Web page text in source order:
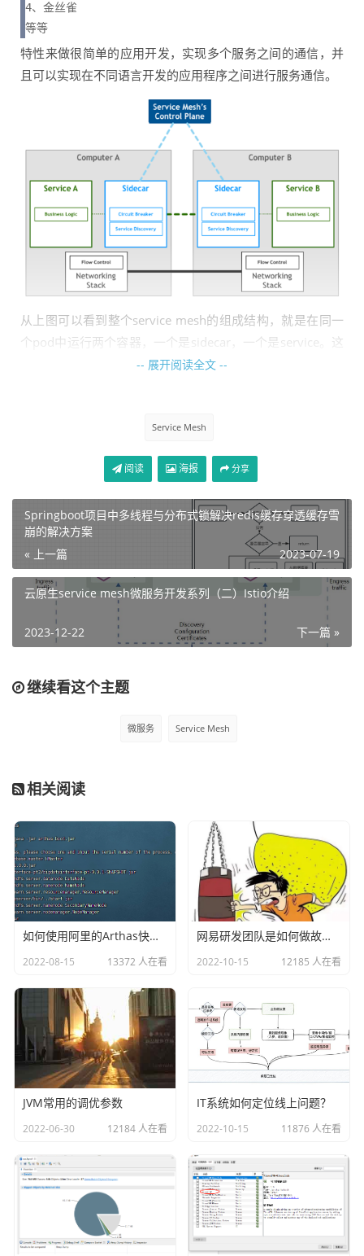
4、金丝雀
等等
特性来做很简单的应用开发，实现多个服务之间的通信，并
且可以实现在不同语言开发的应用程序之间进行服务通信。
从上图可以看到整个service mesh的组成结构，就是在同一
个pod中运行两个容器，一个是sidecar，一个是service。这
里的service可以由不同的语言编写，例如可以使用：java语
pod-b中的sidecar来进行相互通信的。
那么此时的整体框架对于开发来说，他只需要关心如何编写s
erviceA和serviceB的业务代码即可。这样子在开发的过程中
是不是减少了很多的工作量，同时让研发人员把关注力集中
在业务开发上。很多减少公司内部的研发成本。
现如今各大云厂商也提供service mesh相关的产品，让大家
只需要关注开发即可，不再考虑底层的部署及其他运维措
施。例如腾讯云的Mesh微服务平台：
真正的成长, 源于内心的觉醒和不懈的努力, 你的信念
和行动, 将铺就通往更好的自己的道路
-- 展开阅读全文 --
Service Mesh
阅读 海报 分享
Springboot项目中多线程与分布式锁解决redis缓存穿透缓存雪
崩的解决方案
« 上一篇
2023-07-19
云原生service mesh微服务开发系列（二）Istio介绍
下一篇 »
2023-12-22
继续看这个主题
微服务 Service Mesh
相关阅读
如何使用阿里的Arthas快速定位正在线上运行的程序问题
2022-08-15 13372 人在看
网易研发团队是如何做故障演练的？
2022-10-15 12185 人在看
JVM常用的调优参数
2022-06-30 12184 人在看
IT系统如何定位线上问题？
2022-10-15 11876 人在看